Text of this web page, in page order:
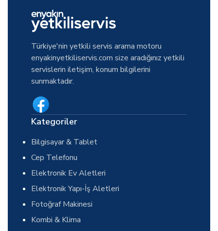
Türkiye'nin yetkili servis arama motoru
enyakinyetkiliservis.com size aradığınız yetkili
servislerin iletişim, konum bilgilerini
sunmaktadır.
Kategoriler
Bilgisayar & Tablet
Cep Telefonu
Elektronik Ev Aletleri
Elektronik Yapı-İş Aletleri
Fotoğraf Makinesi
Kombi & Klima